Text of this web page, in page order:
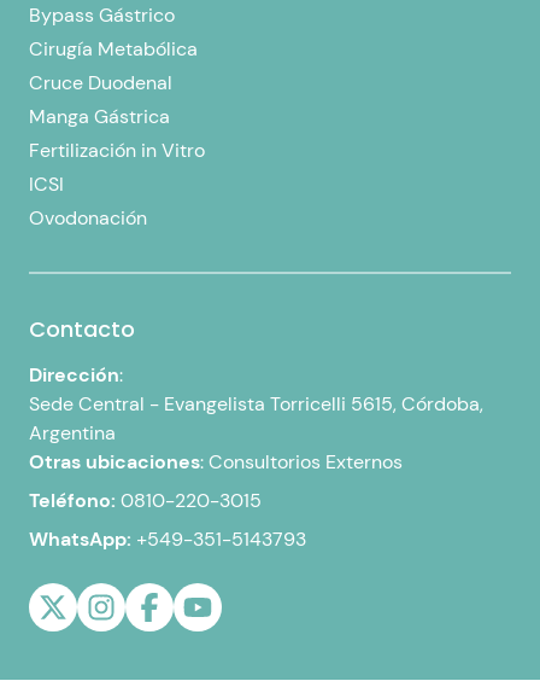
Bypass Gástrico
Cirugía Metabólica
Cruce Duodenal
Manga Gástrica
Fertilización in Vitro
ICSI
Ovodonación
Contacto
Dirección:
Sede Central - Evangelista Torricelli 5615, Córdoba,
Argentina
Otras ubicaciones:Consultorios Externos
Teléfono: 0810-220-3015
WhatsApp: +549-351-5143793